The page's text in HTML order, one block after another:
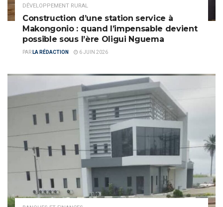
DÉVELOPPEMENT RURAL
Construction d’une station service à
Makongonio : quand l’impensable devient
possible sous l’ère Oligui Nguema
PAR LA RÉDACTION 6 JUIN 2026